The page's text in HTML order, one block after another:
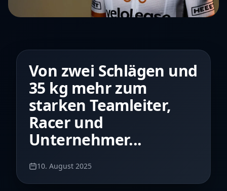
Von zwei Schlägen und
35 kg mehr zum
starken Teamleiter,
Racer und
Unternehmer...
10. August 2025